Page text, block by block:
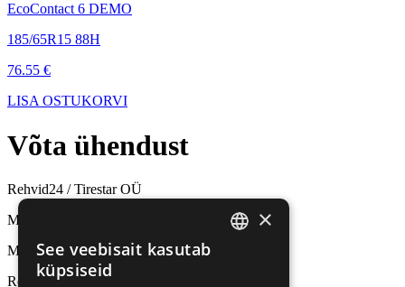
EcoContact 6 DEMO
185/65R15 88H
76.55 €
LISA OSTUKORVI
Võta ühendust
Rehvid24 / Tirestar OÜ
Müük ja rehvivahetus
Mäealuse 10, Tallinn
Rehviladu
×
See veebisait kasutab
küpsiseid